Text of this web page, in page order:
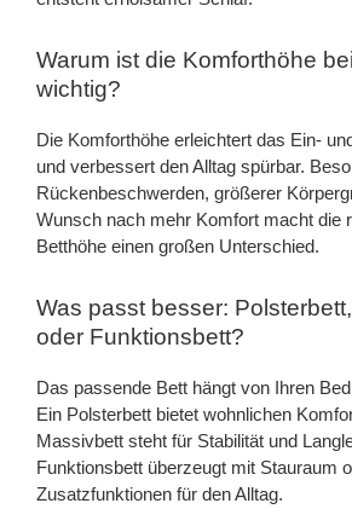
Warum ist die Komforthöhe
wichtig?
Die Komforthöhe erleichtert das Ein-
und verbessert den Alltag spürbar.
Rückenbeschwerden, größerer
Wunsch nach mehr Komfort macht die
Betthöhe einen großen Unterschied.
Was passt besser:
oder Funktionsbett?
Das passende Bett hängt von Ihren
Ein Polsterbett bietet wohnlichen
Massivbett steht für Stabilität und
Funktionsbett überzeugt mit Stauraum
Zusatzfunktionen für den Alltag.